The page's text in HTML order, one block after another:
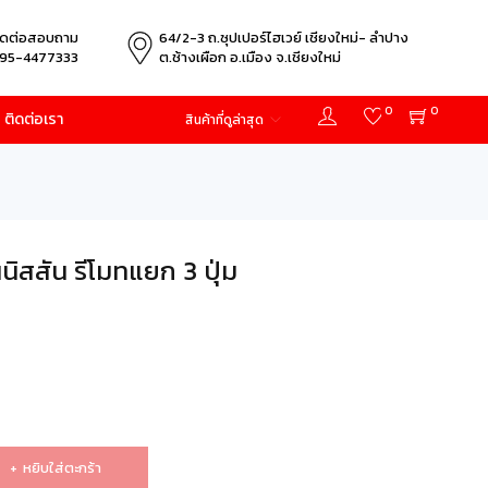
ต่อสอบถาม
4477333
64/2-3 ถ.ซุปเปอร์ไฮเวย์ เชียงใหม่- ลำปาง
ต.ช้างเผือก อ.เมือง จ.เชียงใหม่
ติดต่อเรา 0
0
สินค้าที่ดูล่าสุด
สสัน รีโมทแยก 3 ปุ่ม
หยิบใส่ตะกร้า